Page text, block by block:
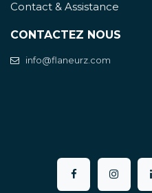
Contact & Assistance
CONTACTEZ NOUS
info@flaneurz.com